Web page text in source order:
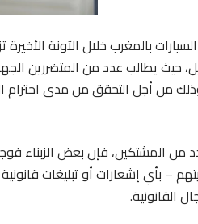
بالمغرب خلال الآونة
حيث يطالب عدد من المتضررين
وذلك من أجل التحقق من مدى
المشتكين، فإن بعض الزبناء
– بأي إشعارات أو تبليغات
القانونية.